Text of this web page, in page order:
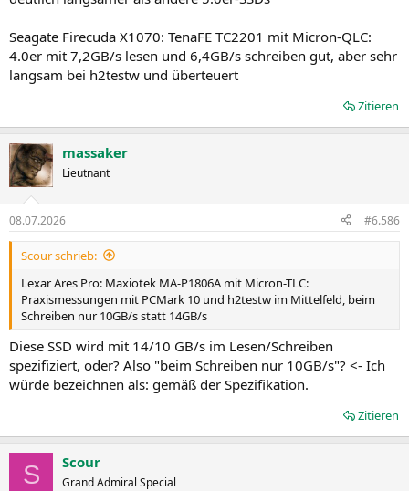
Seagate Firecuda X1070: TenaFE TC2201 mit Micron-QLC:
4.0er mit 7,2GB/s lesen und 6,4GB/s schreiben gut, aber sehr
langsam bei h2testw und überteuert
Zitieren
massaker
Lieutnant
08.07.2026 #6.586
Scour schrieb:
Lexar Ares Pro: Maxiotek MA-P1806A mit Micron-TLC:
Praxismessungen mit PCMark 10 und h2testw im Mittelfeld, beim
Schreiben nur 10GB/s statt 14GB/s
Diese SSD wird mit 14/10 GB/s im Lesen/Schreiben
spezifiziert, oder? Also "beim Schreiben nur 10GB/s"? <- Ich
würde bezeichnen als: gemäß der Spezifikation.
Zitieren
S Scour
Grand Admiral Special